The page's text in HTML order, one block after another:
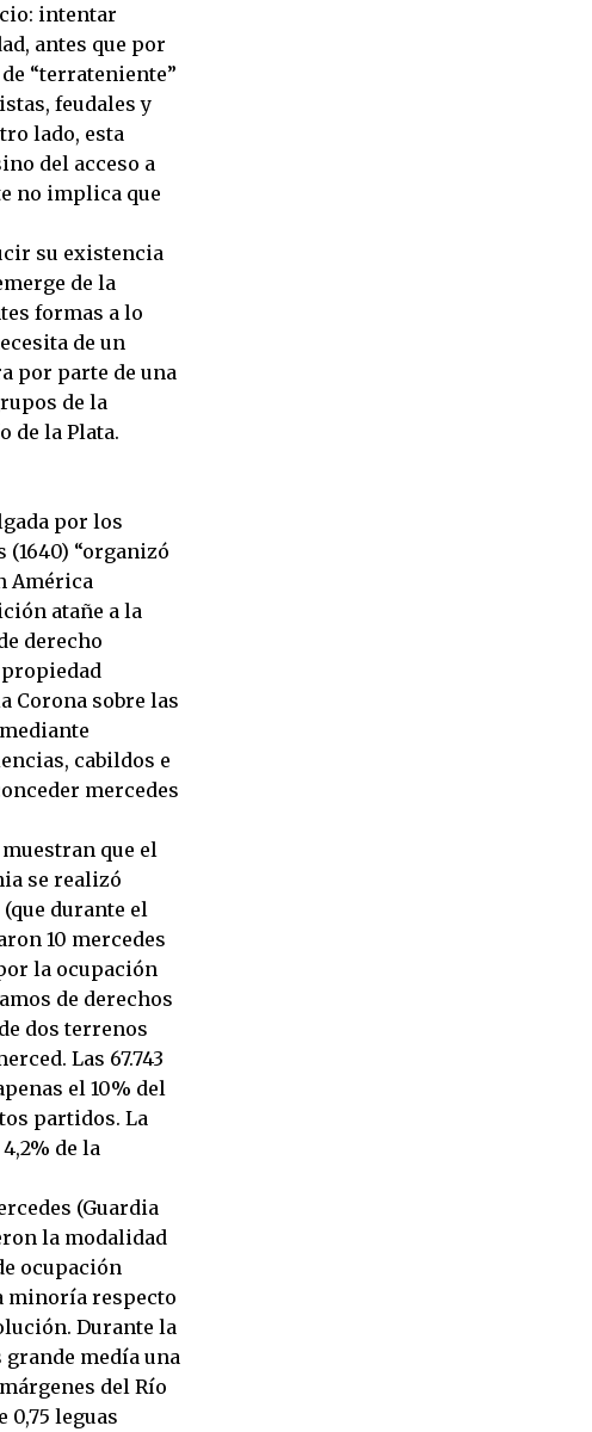
intentar
antes que por
“terrateniente”
feudales y
lado, esta
del acceso a
no implica que
su existencia
de la
formas a lo
de un
por parte de una
de la
de la Plata.
por los
“organizó
América
atañe a la
derecho
Corona sobre las
cabildos e
mercedes
que el
se realizó
durante el
10 mercedes
la ocupación
de derechos
dos terrenos
Las 67.743
el 10% del
partidos. La
de la
(Guardia
la modalidad
ocupación
minoría respecto
Durante la
medía una
del Río
0,75 leguas